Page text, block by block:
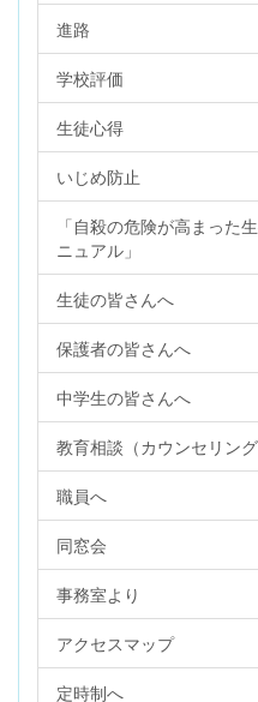
進路
学校評価
生徒心得
いじめ防止
「自殺の危険が高まった
ニュアル」
生徒の皆さんへ
保護者の皆さんへ
中学生の皆さんへ
教育相談（カウンセリング
職員へ
同窓会
事務室より
アクセスマップ
定時制へ